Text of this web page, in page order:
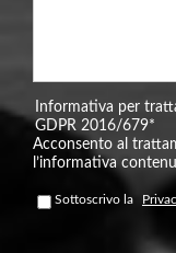
Informativa per
GDPR 2016/679*
Acconsento al
l’informativa
Sottoscrivo la